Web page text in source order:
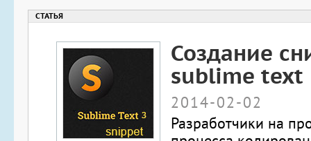
Создание
sublime text
2014-02-02
Разработчики на